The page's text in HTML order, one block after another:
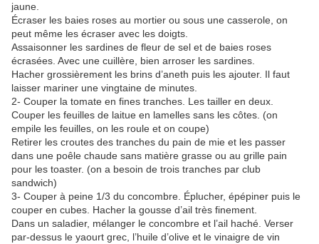
jaune.
Écraser les baies roses au mortier ou sous une casserole, on
peut même les écraser avec les doigts.
Assaisonner les sardines de fleur de sel et de baies roses
écrasées. Avec une cuillère, bien arroser les sardines.
Hacher grossièrement les brins d’aneth puis les ajouter. Il faut
laisser mariner une vingtaine de minutes.
2- Couper la tomate en fines tranches. Les tailler en deux.
Couper les feuilles de laitue en lamelles sans les côtes. (on
empile les feuilles, on les roule et on coupe)
Retirer les croutes des tranches du pain de mie et les passer
dans une poêle chaude sans matière grasse ou au grille pain
pour les toaster. (on a besoin de trois tranches par club
sandwich)
3- Couper à peine 1/3 du concombre. Éplucher, épépiner puis le
couper en cubes. Hacher la gousse d’ail très finement.
Dans un saladier, mélanger le concombre et l’ail haché. Verser
par-dessus le yaourt grec, l’huile d’olive et le vinaigre de vin